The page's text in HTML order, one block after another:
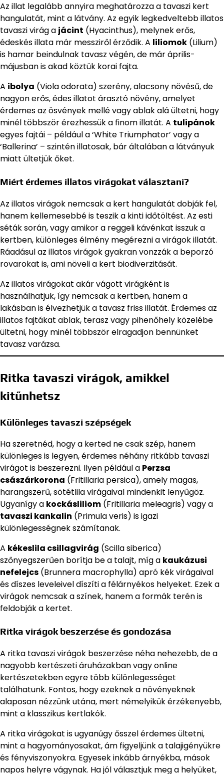
Az illat legalább annyira meghatározza a tavaszi kert
hangulatát, mint a látvány. Az egyik legkedveltebb illatos
tavaszi virág a jácint (Hyacinthus), melynek erős,
édeskés illata már messziről érződik. A liliomok (Lilium)
is hamar beindulnak tavasz végén, de már április-
májusban is akad köztük korai fajta.
A ibolya (Viola odorata) szerény, alacsony növésű, de
nagyon erős, édes illatot árasztó növény, amelyet
érdemes az ösvények mellé vagy ablak alá ültetni, hogy
minél többször érezhessük a finom illatát. A tulipánok
egyes fajtái – például a ‘White Triumphator’ vagy a
‘Ballerina’ – szintén illatosak, bár általában a látványuk
miatt ültetjük őket.
Miért érdemes illatos virágokat választani?
Az illatos virágok nemcsak a kert hangulatát dobják fel,
hanem kellemesebbé is teszik a kinti időtöltést. Az esti
séták során, vagy amikor a reggeli kávénkat isszuk a
kertben, különleges élmény megérezni a virágok illatát.
Ráadásul az illatos virágok gyakran vonzzák a beporzó
rovarokat is, ami növeli a kert biodiverzitását.
Az illatos virágokat akár vágott virágként is
használhatjuk, így nemcsak a kertben, hanem a
lakásban is élvezhetjük a tavasz friss illatát. Érdemes az
illatos fajtákat ablak, terasz vagy pihenőhely közelébe
ültetni, hogy minél többször elragadjon bennünket
tavasz varázsa.
Ritka tavaszi virágok, amikkel
kitűnhetsz
Különleges tavaszi szépségek
Ha szeretnéd, hogy a kerted ne csak szép, hanem
különleges is legyen, érdemes néhány ritkább tavaszi
virágot is beszerezni. Ilyen például a Perzsa
császárkorona (Fritillaria persica), amely magas,
harangszerű, sötétlila virágaival mindenkit lenyűgöz.
Ugyanígy a kockásliliom (Fritillaria meleagris) vagy a
tavaszi kankalin (Primula veris) is igazi
különlegességnek számítanak.
A kékeslila csillagvirág (Scilla siberica)
szőnyegszerűen borítja be a talajt, míg a kaukázusi
nefelejcs (Brunnera macrophylla) apró kék virágaival
és díszes leveleivel díszíti a félárnyékos helyeket. Ezek a
virágok nemcsak a színek, hanem a formák terén is
feldobják a kertet.
Ritka virágok beszerzése és gondozása
A ritka tavaszi virágok beszerzése néha nehezebb, de a
nagyobb kertészeti áruházakban vagy online
kertészetekben egyre több különlegességet
találhatunk. Fontos, hogy ezeknek a növényeknek
alaposan nézzünk utána, mert némelyikük érzékenyebb,
mint a klasszikus kertlakók.
A ritka virágokat is ugyanúgy ősszel érdemes ültetni,
mint a hagyományosakat, ám figyeljünk a talajigényükre
és fényviszonyokra. Egyesek inkább árnyékba, mások
napos helyre vágynak. Ha jól választjuk meg a helyüket,